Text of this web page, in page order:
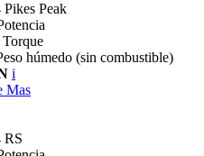
Peak
Torque
húmedo (sin combustible)
i
Mas
RS